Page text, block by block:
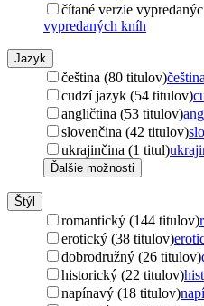
čítané verzie
vypredaných kníh
Jazyk
čeština (80 titulov)čeština
cudzí jazyk (54 titulov)
angličtina (53 titulov)
slovenčina (42 titulov)
ukrajinčina (1 titul)
Ďalšie možnosti
Štýl
romantický (144 titulov)
erotický (38 titulov)
dobrodružný (26 titulov)
historický (22 titulov)
napínavý (18 titulov)